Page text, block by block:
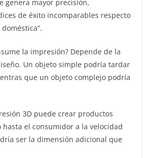
genera mayor precisión,
de éxito incomparables respecto
la impresión? Depende de la
Un objeto simple podría tardar
que un objeto complejo podría
3D puede crear productos
hasta el consumidor a la velocidad
ser la dimensión adicional que